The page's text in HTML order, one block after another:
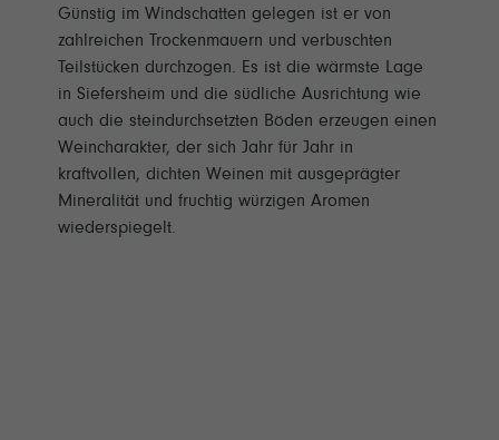
Günstig im Windschatten gelegen ist er von
zahlreichen Trockenmauern und verbuschten
Teilstücken durchzogen. Es ist die wärmste Lage
in Siefersheim und die südliche Ausrichtung wie
auch die steindurchsetzten Böden erzeugen einen
Weincharakter, der sich Jahr für Jahr in
kraftvollen, dichten Weinen mit ausgeprägter
Mineralität und fruchtig würzigen Aromen
wiederspiegelt.